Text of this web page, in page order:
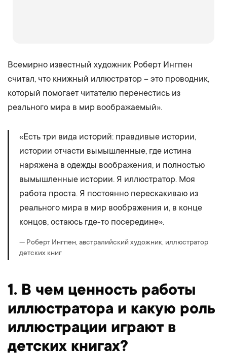
Всемирно известный художник Роберт Ингпен
считал, что книжный иллюстратор – это проводник,
который помогает читателю перенестись из
реального мира в мир воображаемый».
«Есть три вида историй: правдивые истории,
истории отчасти вымышленные, где истина
наряжена в одежды воображения, и полностью
вымышленные истории. Я иллюстратор. Моя
работа проста. Я постоянно перескакиваю из
реального мира в мир воображения и, в конце
концов, остаюсь где-то посередине».
— Роберт Ингпен, австралийский художник, иллюстратор
детских книг
1. В чем ценность работы
иллюстратора и какую роль
иллюстрации играют в
детских книгах?